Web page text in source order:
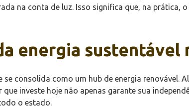
na conta de luz. Isso significa que, na prática,
energia sustentável
se consolida como um hub de energia renovável.
investe hoje não apenas garante sua
o estado.